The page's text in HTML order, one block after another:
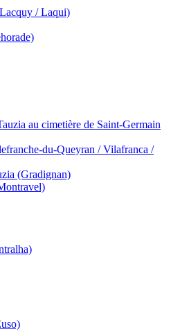
/ Laqui)
au cimetière de Saint-Germain
du-Queyran / Vilafranca /
(Gradignan)